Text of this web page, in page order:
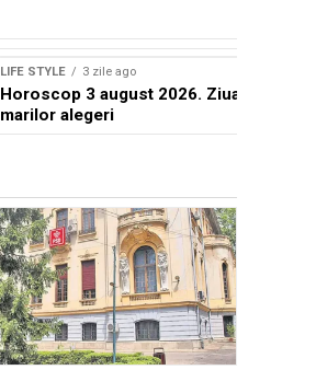
LIFE STYLE 3 zile ago
Horoscop 3 august 2026. Ziua
marilor alegeri